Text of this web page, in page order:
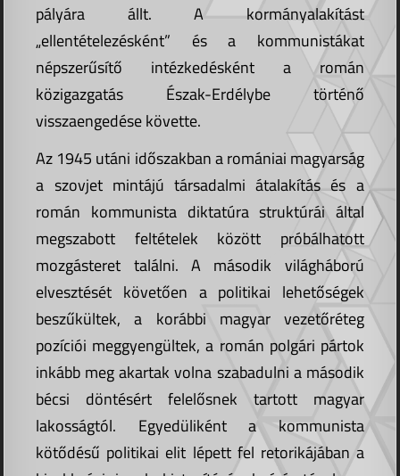
pályára állt. A kormányalakítást
„ellentételezésként” és a kommunistákat
népszerűsítő intézkedésként a román
közigazgatás Észak-Erdélybe történő
visszaengedése követte.
Az 1945 utáni időszakban a romániai magyarság
a szovjet mintájú társadalmi átalakítás és a
román kommunista diktatúra struktúrái által
megszabott feltételek között próbálhatott
mozgásteret találni. A második világháború
elvesztését követően a politikai lehetőségek
beszűkültek, a korábbi magyar vezetőréteg
pozíciói meggyengültek, a román polgári pártok
inkább meg akartak volna szabadulni a második
bécsi döntésért felelősnek tartott magyar
lakosságtól. Egyedüliként a kommunista
kötődésű politikai elit lépett fel retorikájában a